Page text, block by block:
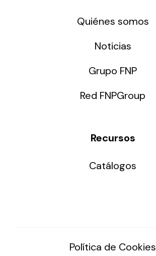
Quiénes somos
Noticias
Grupo FNP
Red FNPGroup
Recursos
Catálogos
Política de Cookies